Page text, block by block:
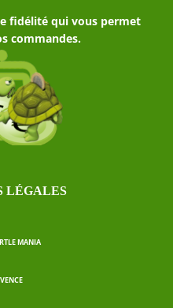
fidélité qui vous permet
commandes.
LÉGALES
MANIA